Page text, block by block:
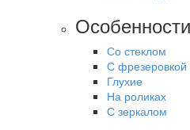
Особенности
Со стеклом
С фрезеровкой
Глухие
На роликах
С зеркалом